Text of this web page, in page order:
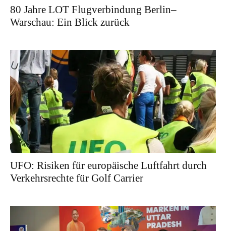
80 Jahre LOT Flugverbindung Berlin–
Warschau: Ein Blick zurück
UFO: Risiken für europäische Luftfahrt durch
Verkehrsrechte für Golf Carrier